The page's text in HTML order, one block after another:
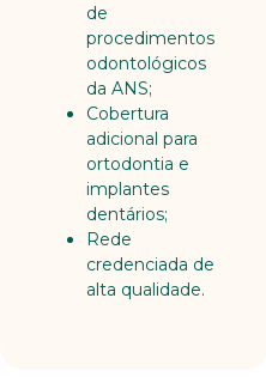
de
procedimentos
odontológicos
da ANS;
Cobertura
adicional para
ortodontia e
implantes
dentários;
Rede
credenciada de
alta qualidade.